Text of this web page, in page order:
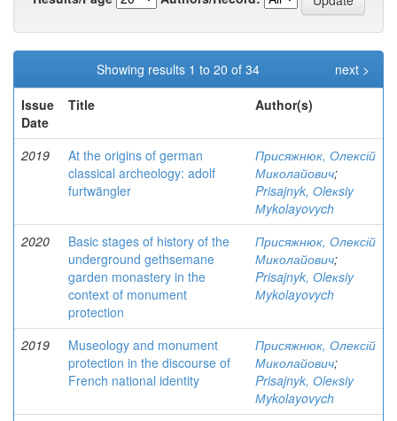
Showing results 1 to 20 of 34
next >
Issue
Date
Title Author(s)
2019
At the origins of german
classical archeology: adolf
furtwängler
Присяжнюк, Олексій
Миколайович;
Prisajnyk, Оleкsiy
Мykolayovych
2020
Basic stages of history of the
underground gethsemane
garden monastery in the
context of monument
protection
Присяжнюк, Олексій
Миколайович;
Prisajnyk, Оleкsiy
Мykolayovych
2019
Museology and monument
protection in the discourse of
French national identity
Присяжнюк, Олексій
Миколайович;
Prisajnyk, Оleкsiy
Мykolayovych